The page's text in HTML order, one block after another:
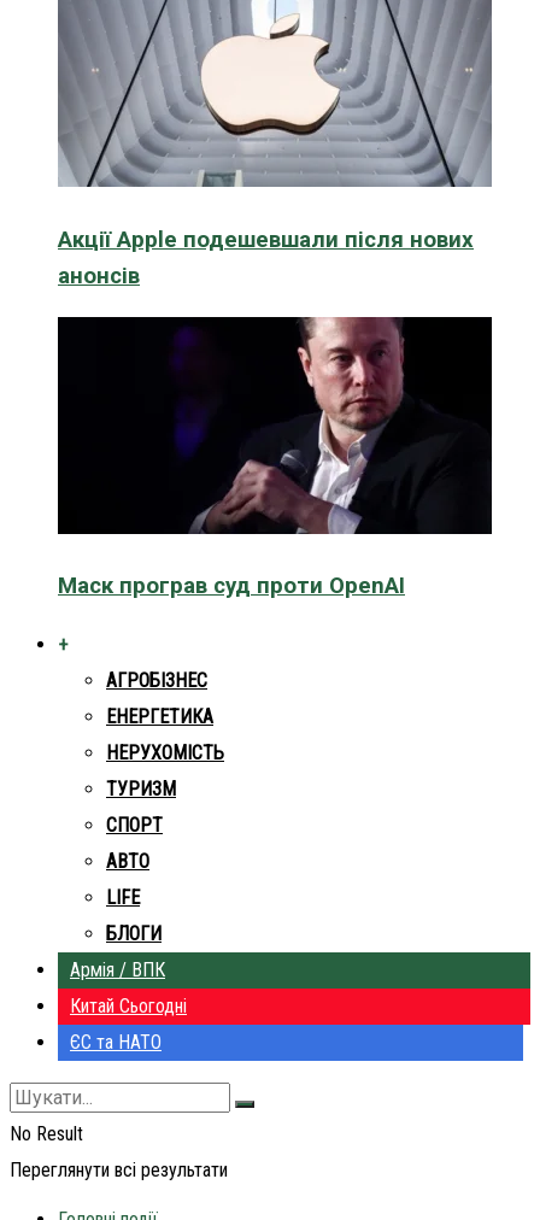
Акції Apple подешевшали після нових
анонсів
Маск програв суд проти OpenAI
+
АГРОБІЗНЕС
ЕНЕРГЕТИКА
НЕРУХОМІСТЬ
ТУРИЗМ
СПОРТ
АВТО
LIFE
БЛОГИ
Армія / ВПК
Китай Сьогодні
ЄС та НАТО
No Result
Переглянути всі результати